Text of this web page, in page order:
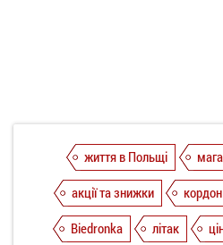
життя в Польщі
акції та знижки
кордон
Biedronka
літак